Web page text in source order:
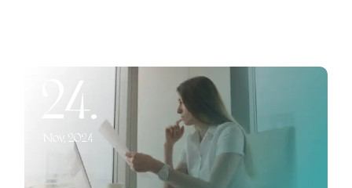
24.
Nov, 2024